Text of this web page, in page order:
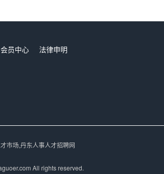
会员中心
法律申明
市场,丹东人事人才招聘网
All rights reserved.